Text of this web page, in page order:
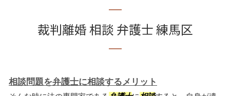
裁判離婚 相談 弁護士 練馬区
相談問題を弁護士に相談するメリット